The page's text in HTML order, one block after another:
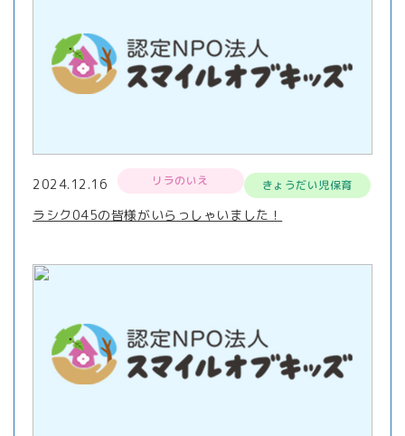
2024.12.16 リラのいえ きょうだい児保育
ラシク045の皆様がいらっしゃいました！